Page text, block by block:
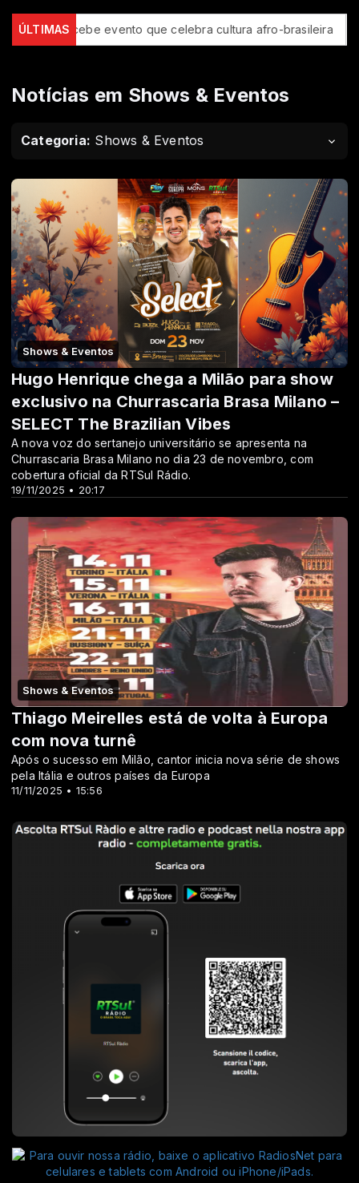
ÚLTIMAS
Luís recebe evento que celebra cultura afro-brasileira BID
Notícias em Shows & Eventos
Categoria: Shows & Eventos
Shows & Eventos
19/11/2025 • 20:17
Hugo Henrique chega a Milão para show
exclusivo na Churrascaria Brasa Milano –
SELECT The Brazilian Vibes
A nova voz do sertanejo universitário se apresenta na
Churrascaria Brasa Milano no dia 23 de novembro, com
cobertura oficial da RTSul Rádio.
Shows & Eventos
11/11/2025 • 15:56
Thiago Meirelles está de volta à Europa
com nova turnê
Após o sucesso em Milão, cantor inicia nova série de shows
pela Itália e outros países da Europa